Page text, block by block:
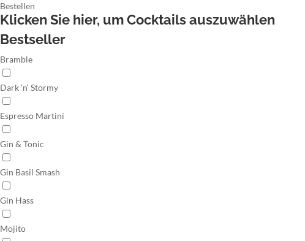
Bestellen
Klicken Sie hier, um Cocktails auszuwählen
Bestseller
Bramble
Dark ’n‘ Stormy
Espresso Martini
Gin & Tonic
Gin Basil Smash
Gin Hass
Mojito